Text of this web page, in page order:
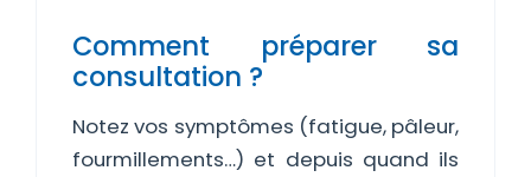
Comment préparer sa
consultation ?
Notez vos symptômes (fatigue, pâleur,
fourmillements…) et depuis quand ils